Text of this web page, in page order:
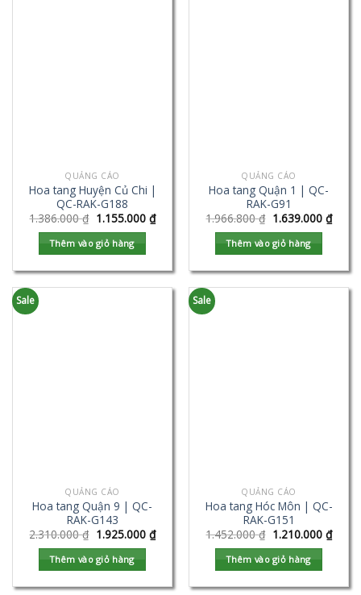
QUẢNG CÁO
Hoa tang Huyện Củ Chi |
QC-RAK-G188
1.386.000₫ 1.155.000 ₫
Thêm vào giỏ hàng
QUẢNG CÁO
Hoa tang Quận 1 | QC-
RAK-G91
1.966.800₫ 1.639.000 ₫
Thêm vào giỏ hàng
Sale
QUẢNG CÁO
Hoa tang Quận 9 | QC-
RAK-G143
2.310.000₫ 1.925.000 ₫
Thêm vào giỏ hàng
Sale
QUẢNG CÁO
Hoa tang Hóc Môn | QC-
RAK-G151
1.452.000₫ 1.210.000 ₫
Thêm vào giỏ hàng